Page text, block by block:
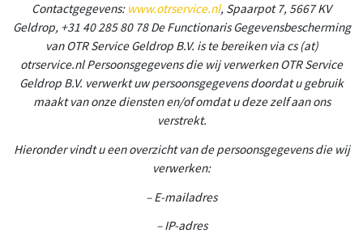
Contactgegevens: www.otrservice.nl, Spaarpot 7, 5667 KV
Geldrop, +31 40 285 80 78 De Functionaris Gegevensbescherming
van OTR Service Geldrop B.V. is te bereiken via cs (at)
otrservice.nl Persoonsgegevens die wij verwerken OTR Service
Geldrop B.V. verwerkt uw persoonsgegevens doordat u gebruik
maakt van onze diensten en/of omdat u deze zelf aan ons
verstrekt.
Hieronder vindt u een overzicht van de persoonsgegevens die wij
verwerken:
– E-mailadres
– IP-adres